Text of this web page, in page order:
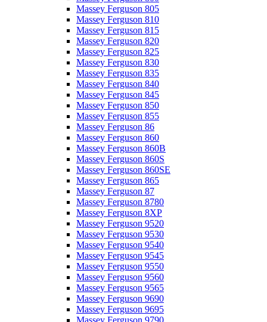
Massey Ferguson 805
Massey Ferguson 810
Massey Ferguson 815
Massey Ferguson 820
Massey Ferguson 825
Massey Ferguson 830
Massey Ferguson 835
Massey Ferguson 840
Massey Ferguson 845
Massey Ferguson 850
Massey Ferguson 855
Massey Ferguson 86
Massey Ferguson 860
Massey Ferguson 860B
Massey Ferguson 860S
Massey Ferguson 860SE
Massey Ferguson 865
Massey Ferguson 87
Massey Ferguson 8780
Massey Ferguson 8XP
Massey Ferguson 9520
Massey Ferguson 9530
Massey Ferguson 9540
Massey Ferguson 9545
Massey Ferguson 9550
Massey Ferguson 9560
Massey Ferguson 9565
Massey Ferguson 9690
Massey Ferguson 9695
Massey Ferguson 9790